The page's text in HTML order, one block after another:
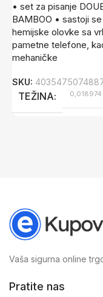
• set za pisanje
BAMBOO • sastoji
hemijske olovke sa
pametne telefone,
mehaničke
SKU:
TEŽINA 0,018974
Vaša sigurna online
Pratite nas